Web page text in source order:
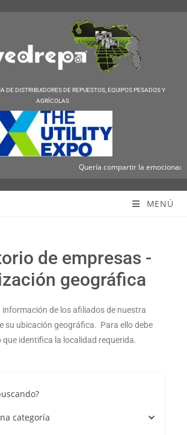
DE DISTRIBUIDORES DE REPUESTOS, EQUIPOS PESADOS Y
AGRÍCOLAS
Quería compartir la
MENÚ
de empresas -
geográfica
información de los afiliados de nuestra
su ubicación geográfica. Para ello debe
que identifica la localidad requerida.
categoría